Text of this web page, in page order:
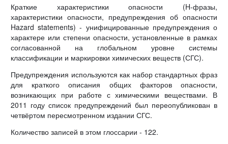
Краткие характеристики опасности (H-фразы,
характеристики опасности, предупреждения об опасности
Hazard statements) - унифицированные предупреждения о
характере или степени опасности, установленные в рамках
согласованной на глобальном уровне системы
классификации и маркировки химических веществ (СГС).
Предупреждения используются как набор стандартных фраз
для краткого описания общих факторов опасности,
возникающих при работе с химическими веществами. В
2011 году список предупреждений был переопубликован в
четвёртом пересмотренном издании СГС.
Количество записей в этом глоссарии - 122.